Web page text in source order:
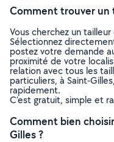
Comment trouver un
Vous cherchez un
Sélectionnez
postez votre demande
proximité de votre
relation avec tous les
particuliers, à Saint-
rapidement.
C’est gratuit, simple et
Comment bien
Gilles ?